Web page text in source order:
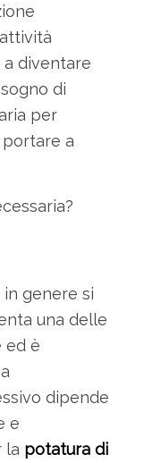
diventare
di
per
a
genere si
una delle
ed è
dipende
e
la potatura di